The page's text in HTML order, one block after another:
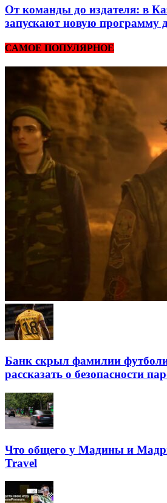
От команды до издателя: в
запускают новую программу
САМОЕ ПОПУЛЯРНОЕ
Банк скрыл фамилии
рассказать о безопасности
Что общего у Мадины и
Travel